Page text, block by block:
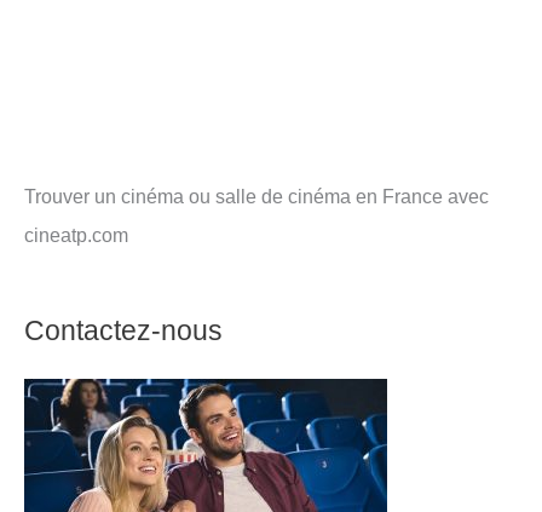
Trouver un cinéma ou salle de cinéma en France avec
cineatp.com
Contactez-nous